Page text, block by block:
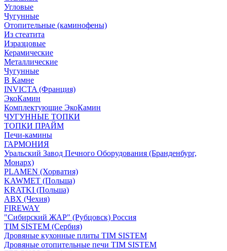
Угловые
Чугунные
Отопительные (каминофены)
Из стеатита
Изразцовые
Керамические
Металлические
Чугунные
В Камне
INVICTA (Франция)
ЭкоКамин
Комплектующие ЭкоКамин
ЧУГУННЫЕ ТОПКИ
ТОПКИ ПРАЙМ
Печи-камины
ГАРМОНИЯ
Уральский Завод Печного Оборудования (Бранденбург,
Монарх)
PLAMEN (Хорватия)
KAWMET (Польша)
KRATKI (Польша)
ABX (Чехия)
FIREWAY
"Сибирский ЖАР" (Рубцовск) Россия
TIM SISTEM (Сербия)
Дровяные кухонные плиты TIM SISTEM
Дровяные отопительные печи TIM SISTEM